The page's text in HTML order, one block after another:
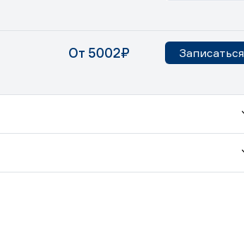
От 5002₽ Записаться